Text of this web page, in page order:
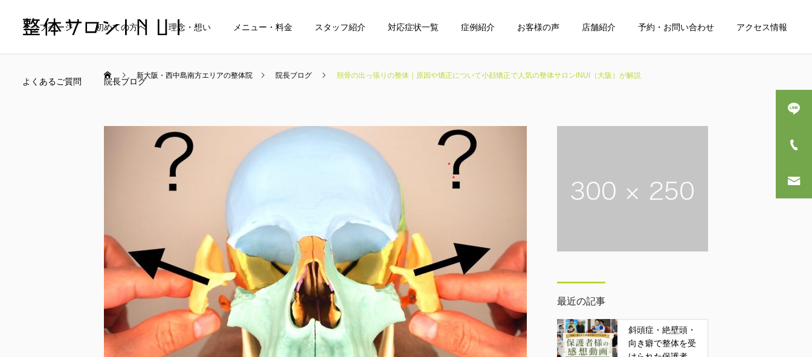
トップページ 初めての方へ 理念・想い メニュー・料金 スタッフ紹介 対応症状一覧 症例紹介 お客様の声 店舗紹介 予約・お問い合わせ アクセス情報
よくあるご質問 院長ブログ
当院の料金について 整体
新大阪・西中島南方エリアの整体院 院長ブログ 頬骨の出っ張りの整体｜原因や矯正について小顔矯正で人気の整体サロンINUI（大阪）が解説
最近の記事
斜頭症・絶壁頭・
向き癖で整体を受